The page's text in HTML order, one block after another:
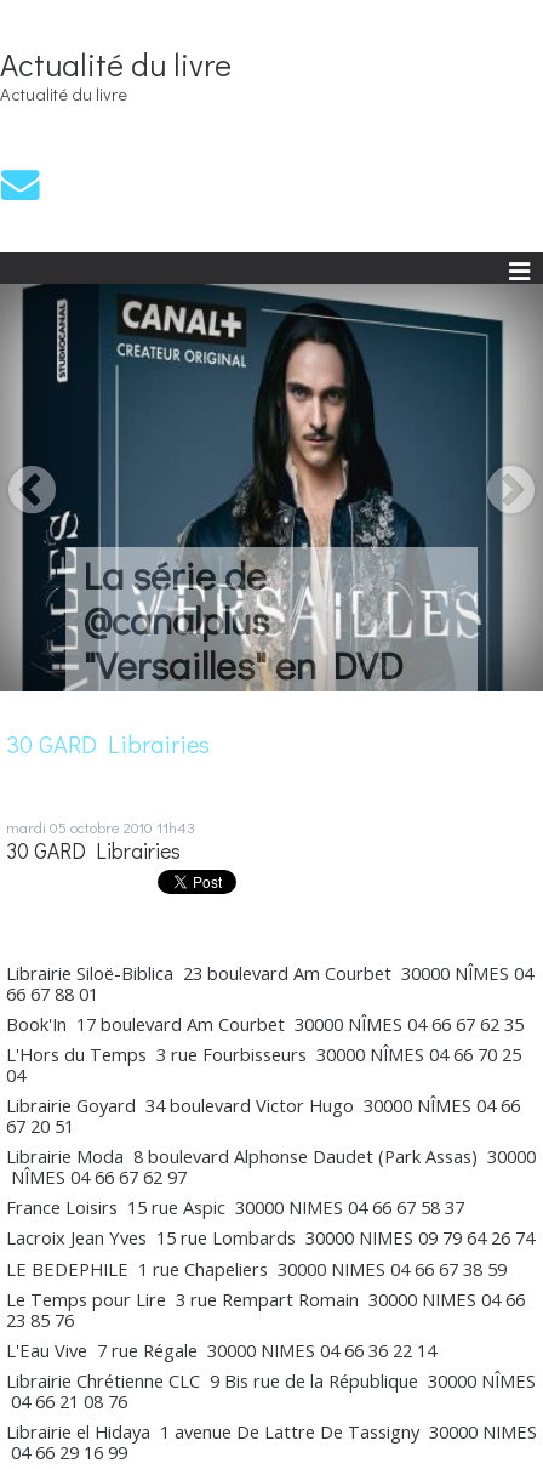
Actualité du livre
Actualité du livre
La série de
@canalplus
"Versailles" en DVD
30 GARD Librairies
mardi 05 octobre 2010 11h43
30 GARD Librairies
Librairie Siloë-Biblica 23 boulevard Am Courbet 30000 NÎMES 04
66 67 88 01
Book'In 17 boulevard Am Courbet 30000 NÎMES 04 66 67 62 35
L'Hors du Temps 3 rue Fourbisseurs 30000 NÎMES 04 66 70 25
04
Librairie Goyard 34 boulevard Victor Hugo 30000 NÎMES 04 66
67 20 51
Librairie Moda 8 boulevard Alphonse Daudet (Park Assas) 30000
NÎMES 04 66 67 62 97
France Loisirs 15 rue Aspic 30000 NIMES 04 66 67 58 37
Lacroix Jean Yves 15 rue Lombards 30000 NIMES 09 79 64 26 74
LE BEDEPHILE 1 rue Chapeliers 30000 NIMES 04 66 67 38 59
Le Temps pour Lire 3 rue Rempart Romain 30000 NIMES 04 66
23 85 76
L'Eau Vive 7 rue Régale 30000 NIMES 04 66 36 22 14
Librairie Chrétienne CLC 9 Bis rue de la République 30000 NÎMES
04 66 21 08 76
Librairie el Hidaya 1 avenue De Lattre De Tassigny 30000 NIMES
04 66 29 16 99